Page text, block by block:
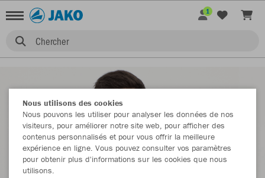
Chercher
1
Nous utilisons des cookies
Nous pouvons les utiliser pour analyser les données de nos
visiteurs, pour améliorer notre site web, pour afficher des
contenus personnalisés et pour vous offrir la meilleure
expérience en ligne. Vous pouvez consulter vos paramètres
pour obtenir plus d'informations sur les cookies que nous
utilisons.